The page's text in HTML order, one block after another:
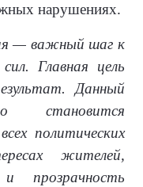
нарушениях.
— важный шаг к
Главная цель
Данный
становится
политических
жителей,
прозрачность